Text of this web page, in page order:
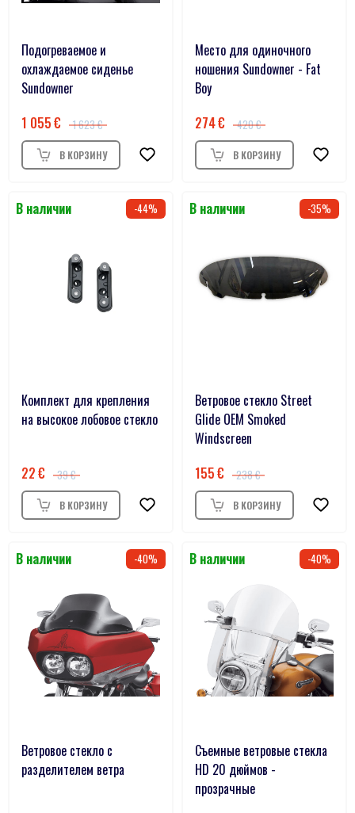
Подогреваемое и
охлаждаемое сиденье
Sundowner
1 055
1 623
Место для одиночного
ношения Sundowner - Fat
Boy
274
420
44
Комплект для крепления
на высокое лобовое стекло
22 39
35
Ветровое стекло Street
Glide OEM Smoked
Windscreen
155
238
40
Ветровое стекло с
разделителем ветра
40
Съемные ветровые стекла
HD 20 дюймов -
прозрачные